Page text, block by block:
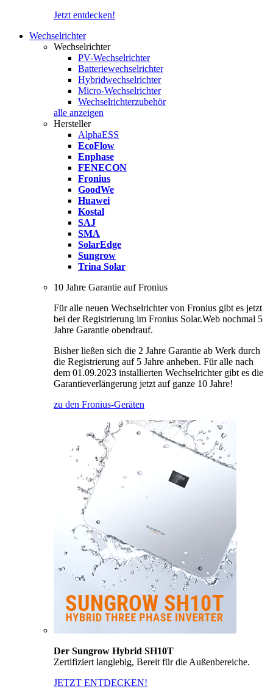
Jetzt entdecken!
Wechselrichter
Wechselrichter
PV-Wechselrichter
Batteriewechselrichter
Hybridwechselrichter
Micro-Wechselrichter
Wechselrichterzubehör
alle anzeigen
Hersteller
AlphaESS
EcoFlow
Enphase
FENECON
Fronius
GoodWe
Huawei
Kostal
SAJ
SMA
SolarEdge
Sungrow
Trina Solar
10 Jahre Garantie auf Fronius
Für alle neuen Wechselrichter von Fronius gibt es jetzt
bei der Registrierung im Fronius Solar.Web nochmal 5
Jahre Garantie obendrauf.
Bisher ließen sich die 2 Jahre Garantie ab Werk durch
die Registrierung auf 5 Jahre anheben. Für alle nach
dem 01.09.2023 installierten Wechselrichter gibt es die
Garantieverlängerung jetzt auf ganze 10 Jahre!
zu den Fronius-Geräten
Der Sungrow Hybrid SH10T
Zertifiziert langlebig, Bereit für die Außenbereiche.
JETZT ENTDECKEN!